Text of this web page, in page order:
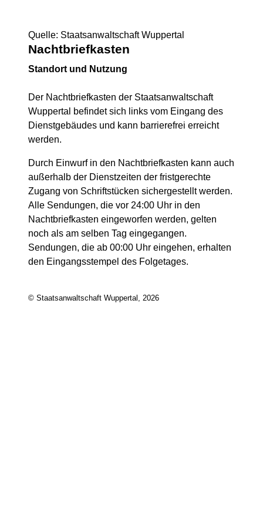
Quelle: Staatsanwaltschaft Wuppertal
Nachtbriefkasten
Standort und Nutzung
Der Nachtbriefkasten der Staatsanwaltschaft
Wuppertal befindet sich links vom Eingang des
Dienstgebäudes und kann barrierefrei erreicht
werden.
Durch Einwurf in den Nachtbriefkasten kann auch
außerhalb der Dienstzeiten der fristgerechte
Zugang von Schriftstücken sichergestellt werden.
Alle Sendungen, die vor 24:00 Uhr in den
Nachtbriefkasten eingeworfen werden, gelten
noch als am selben Tag eingegangen.
Sendungen, die ab 00:00 Uhr eingehen, erhalten
den Eingangsstempel des Folgetages.
© Staatsanwaltschaft Wuppertal, 2026